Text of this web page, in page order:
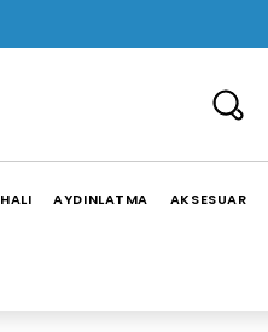
HALI AYDINLATMA AKSESUAR